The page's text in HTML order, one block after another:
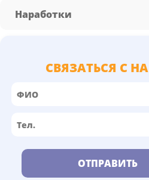
1С:Зарплата и управление
персоналом
1С:УКФ
1С:Университет
Наработки
СВЯЗАТЬСЯ С
ОТПРАВИТЬ